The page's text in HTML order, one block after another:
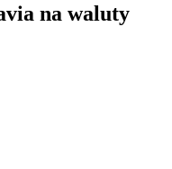
nagrody
na waluty